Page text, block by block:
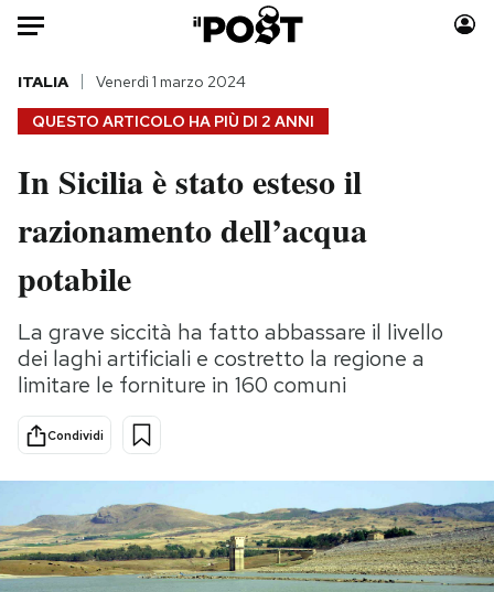
HOME
Italia
Politica
Tecnologia
Scienza
Cultura
Sport
Moda
Consumismi
Media
PODCAST
QUESTO ARTICOLO HA PIÙ DI 2 ANNI
ITALIA Venerdì 1 marzo 2024
In Sicilia è stato esteso il
razionamento dell’acqua
potabile
La grave siccità ha fatto abbassare il livello
dei laghi artificiali e costretto la regione a
limitare le forniture in 160 comuni
Condividi